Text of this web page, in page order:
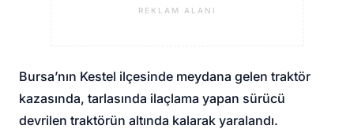
REKLAM ALANI
Bursa’nın Kestel ilçesinde meydana gelen traktör
kazasında, tarlasında ilaçlama yapan sürücü
devrilen traktörün altında kalarak yaralandı.